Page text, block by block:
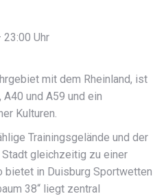
23:00 Uhr
mit dem Rheinland, ist
und A59 und ein
Kulturen.
Trainingsgelände und der
gleichzeitig zu einer
bietet in Duisburg Sportwetten
38“ liegt zentral